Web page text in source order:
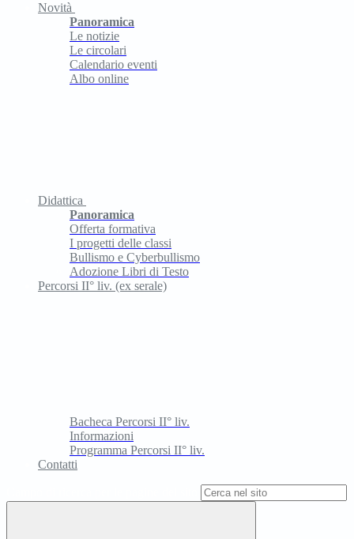
Novità
Panoramica
Le notizie
Le circolari
Calendario eventi
Albo online
Didattica
Panoramica
Offerta formativa
I progetti delle classi
Bullismo e Cyberbullismo
Adozione Libri di Testo
Percorsi II° liv. (ex serale)
Bacheca Percorsi II° liv.
Informazioni
Programma Percorsi II° liv.
Contatti